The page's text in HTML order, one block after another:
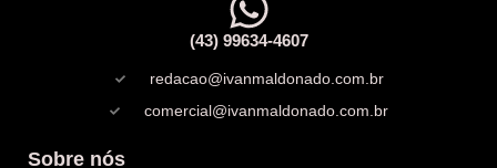
(43) 99634-4607
redacao@ivanmaldonado.com.br
comercial@ivanmaldonado.com.br
Sobre nós